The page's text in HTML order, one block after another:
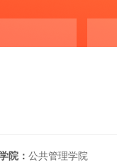
院： 公共管理学院